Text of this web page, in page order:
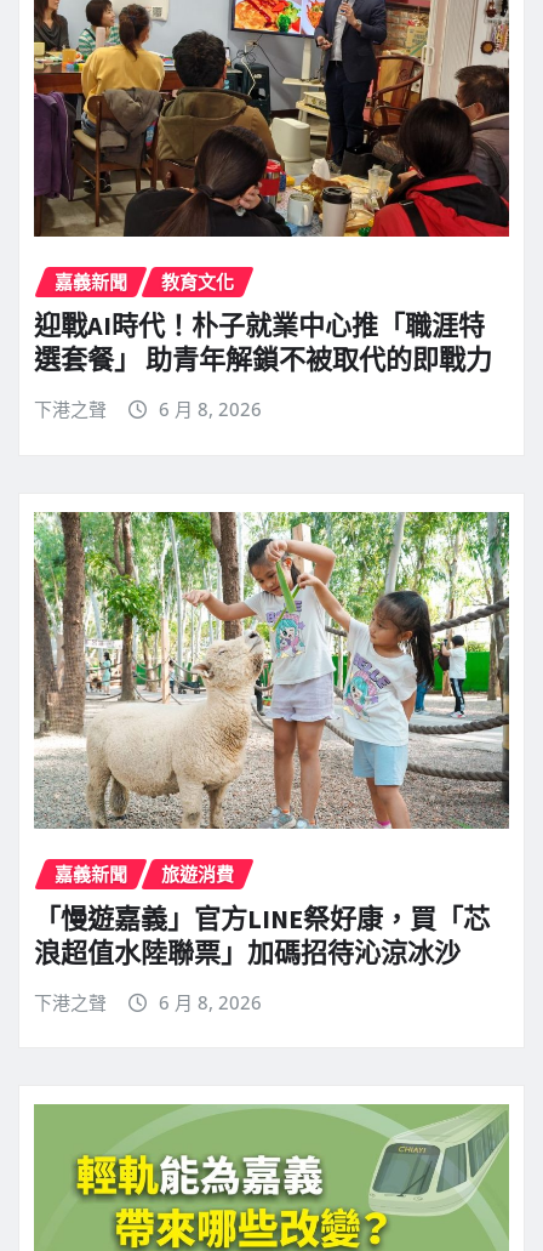
嘉義新聞 教育文化
迎戰AI時代！朴子就業中心推「職涯特
選套餐」 助青年解鎖不被取代的即戰力
下港之聲 6 月 8, 2026
嘉義新聞 旅遊消費
「慢遊嘉義」官方LINE祭好康，買「芯
浪超值水陸聯票」加碼招待沁涼冰沙
下港之聲 6 月 8, 2026